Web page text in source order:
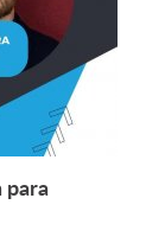
más +
para